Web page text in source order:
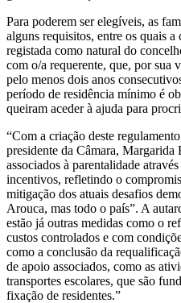
Para poderem ser elegíveis, as
alguns requisitos, entre os quais a
registada como natural do
com o/a requerente, que, por sua
pelo menos dois anos
período de residência mínimo é
queiram aceder à ajuda para
“Com a criação deste
presidente da Câmara, Margarida
associados à parentalidade
incentivos, refletindo o
mitigação dos atuais desafios
Arouca, mas todo o país”. A
estão já outras medidas como o
custos controlados e com
como a conclusão da
de apoio associados, como as
transportes escolares, que são
fixação de residentes.”